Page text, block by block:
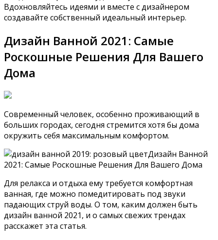
Вдохновляйтесь идеями и вместе с дизайнером
создавайте собственный идеальный интерьер.
Дизайн Ванной 2021: Самые
Роскошные Решения Для Вашего
Дома
Современный человек, особенно проживающий в
больших городах, сегодня стремится хотя бы дома
окружить себя максимальным комфортом.
Для релакса и отдыха ему требуется комфортная
ванная, где можно помедитировать под звуки
падающих струй воды. О том, каким должен быть
дизайн ванной 2021, и о самых свежих трендах
расскажет эта статья.